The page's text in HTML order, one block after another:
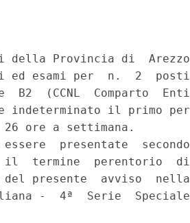
della Provincia di  Arezzo
ed esami per  n.  2  posti
B2  (CCNL  Comparto  Enti
indeterminato il primo per
ore a settimana.
presentate  secondo
il  termine  perentorio  di
presente  avviso  nella
-  4ª  Serie  Speciale